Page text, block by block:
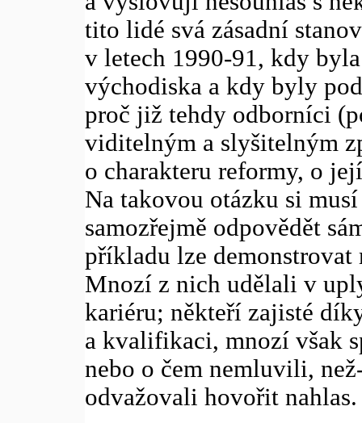
tito lidé svá zásadní
v letech 1990-91, kdy
východiska a kdy byly
proč již tehdy odborníci
viditelným a slyšitelným
o charakteru reformy, o
Na takovou otázku si
samozřejmě odpovědět
příkladu lze
Mnozí z nich udělali v
kariéru; někteří zajisté
a kvalifikaci, mnozí však
nebo o čem nemluvili,
odvažovali hovořit nahlas.